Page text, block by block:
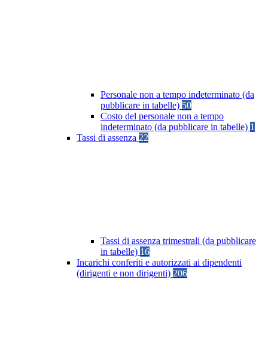
Personale non a tempo indeterminato (da
pubblicare in tabelle) 50
Costo del personale non a tempo
indeterminato (da pubblicare in tabelle) 1
Tassi di assenza 22
Tassi di assenza trimestrali (da pubblicare
in tabelle) 16
Incarichi conferiti e autorizzati ai dipendenti
(dirigenti e non dirigenti) 206